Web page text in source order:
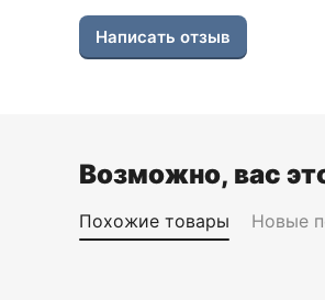
Написать отзыв
Возможно, вас
Похожие товары Новые